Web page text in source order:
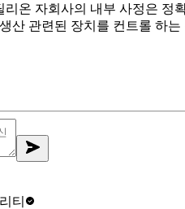
리온 자회사의 내부 사정은 정
산 관련된 장치를 컨트롤 하
티